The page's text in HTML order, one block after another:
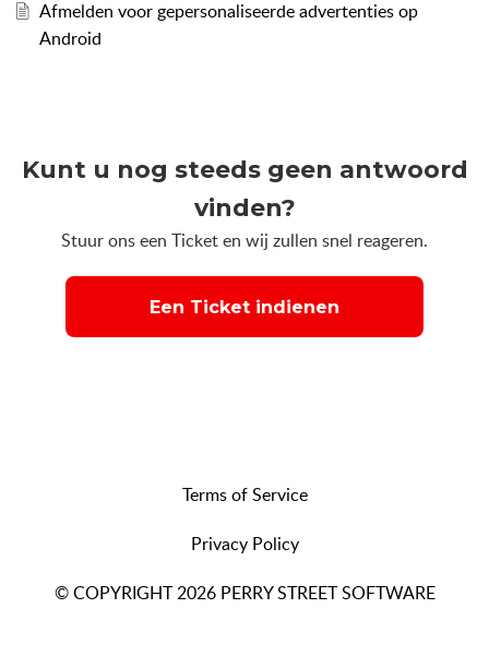
Afmelden voor gepersonaliseerde advertenties op
Android
Kunt u nog steeds geen antwoord
vinden?
Stuur ons een Ticket en wij zullen snel reageren.
Een Ticket indienen
Terms of Service
Privacy Policy
© COPYRIGHT 2026 PERRY STREET SOFTWARE